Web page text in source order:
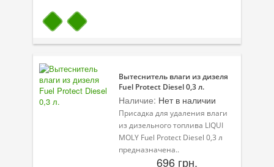
Вытеснитель влаги из дизеля
Fuel Protect Diesel 0,3 л.
Наличие: Нет в наличии
Присадка для удаления влаги
из дизельного топлива LIQUI
MOLY Fuel Protect Diesel 0,3 л
предназначена..
696 грн.